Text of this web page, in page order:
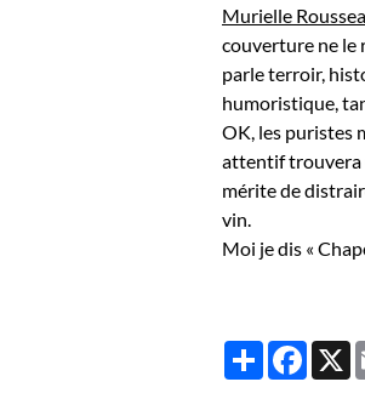
Murielle
couverture ne le
parle terroir,
humoristique,
OK, les puristes
attentif trouvera
mérite de
vin.
Moi je dis «
Partager X